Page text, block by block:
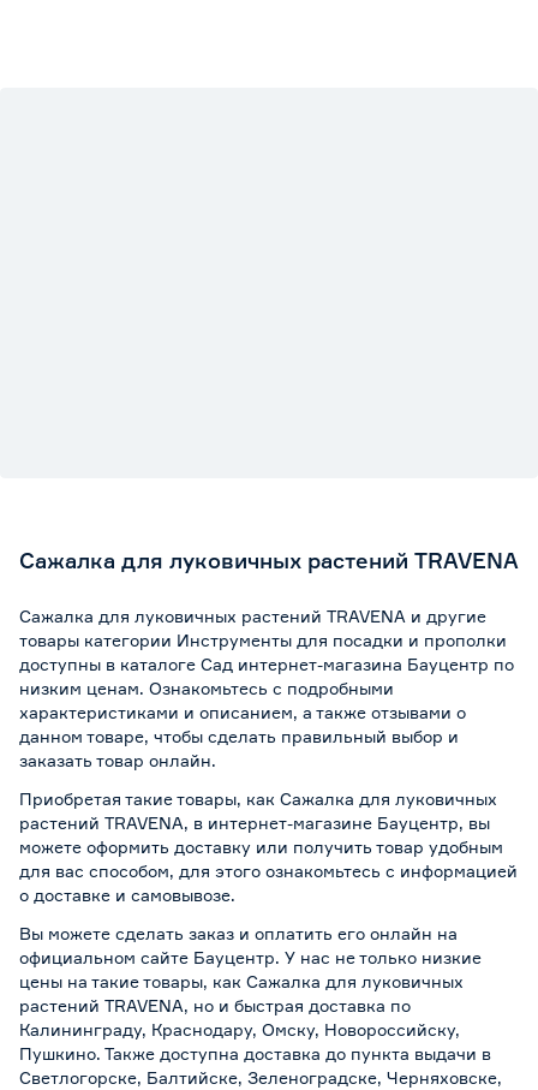
Сажалка для луковичных растений TRAVENA
Сажалка для луковичных растений TRAVENA и другие
товары категории Инструменты для посадки и прополки
доступны в каталоге Сад интернет-магазина Бауцентр по
низким ценам. Ознакомьтесь с подробными
характеристиками и описанием, а также отзывами о
данном товаре, чтобы сделать правильный выбор и
заказать товар онлайн.
Приобретая такие товары, как Сажалка для луковичных
растений TRAVENA, в интернет-магазине Бауцентр, вы
можете оформить доставку или получить товар удобным
для вас способом, для этого ознакомьтесь с информацией
о доставке и самовывозе.
Вы можете сделать заказ и оплатить его онлайн на
официальном сайте Бауцентр. У нас не только низкие
цены на такие товары, как Сажалка для луковичных
растений TRAVENA, но и быстрая доставка по
Калининграду, Краснодару, Омску, Новороссийску,
Пушкино. Также доступна доставка до пункта выдачи в
Светлогорске, Балтийске, Зеленоградске, Черняховске,